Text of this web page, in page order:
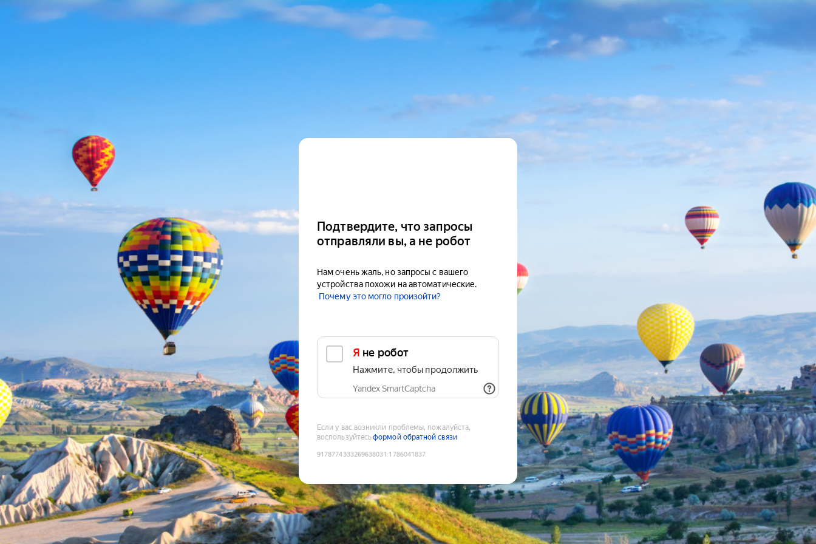
Подтвердите, что запросы
отправляли вы, а не робот
Нам очень жаль, но запросы с вашего
устройства похожи на автоматические.
Почему это могло произойти?
Я не робот
Нажмите, чтобы продолжить
Yandex SmartCaptcha
Если у вас возникли проблемы, пожалуйста,
воспользуйтесьформой обратной связи
9178774333269638031 :1786041837